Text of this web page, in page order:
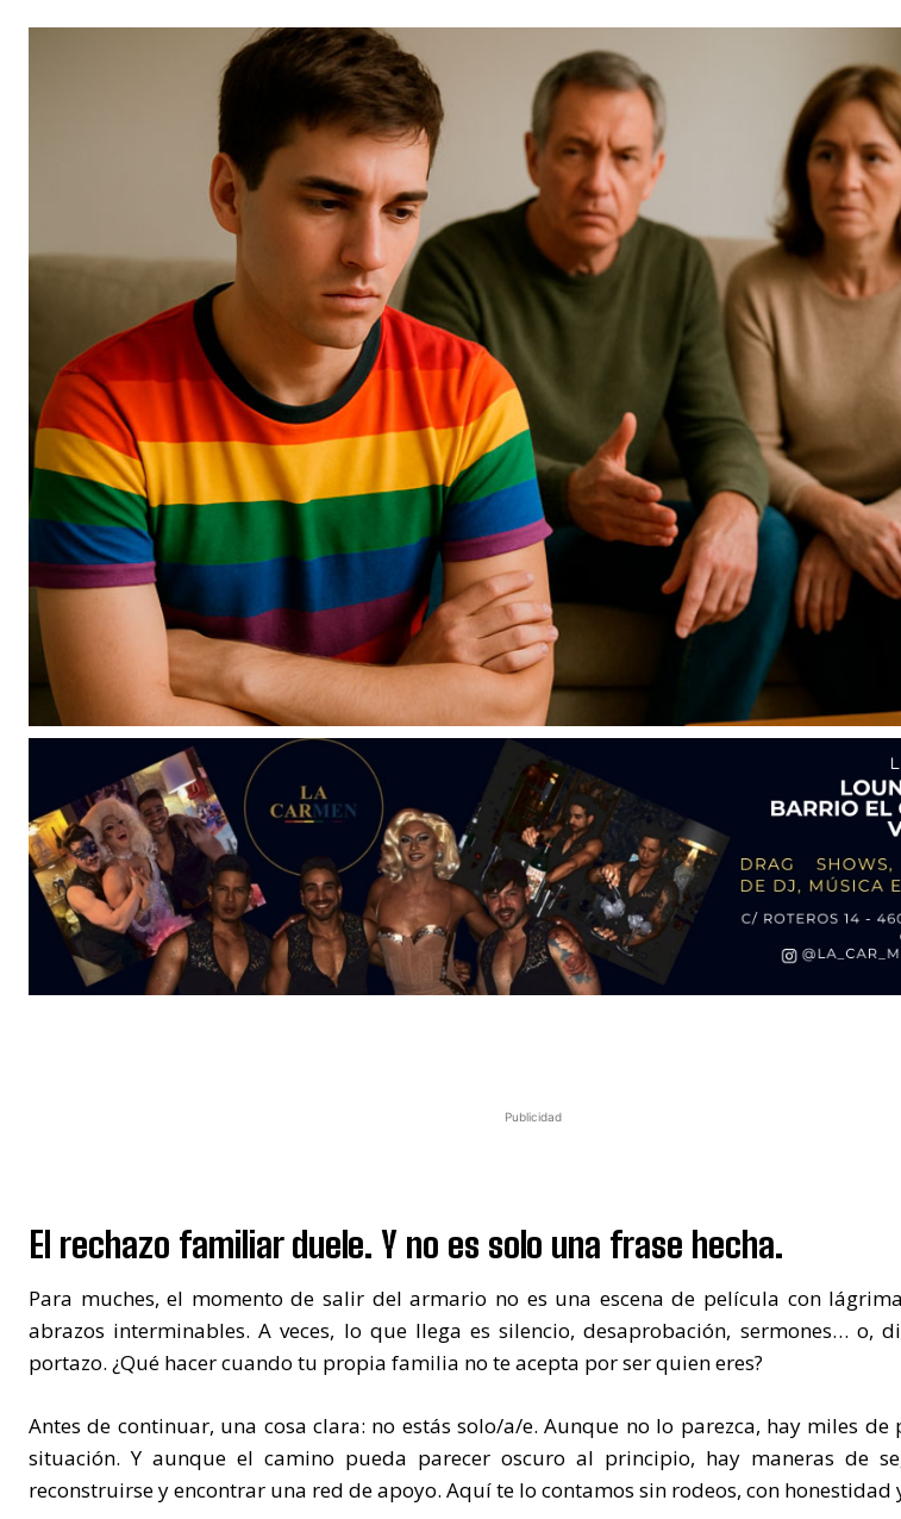
Publicidad
El rechazo familiar duele. Y no es solo una frase hecha.
Para muches, el momento de salir del armario no es una escena de película con
abrazos interminables. A veces, lo que llega es silencio, desaprobación, sermones… o,
portazo. ¿Qué hacer cuando tu propia familia no te acepta por ser quien eres?
Antes de continuar, una cosa clara: no estás solo/a/e. Aunque no lo parezca, hay miles de
situación. Y aunque el camino pueda parecer oscuro al principio, hay maneras de
reconstruirse y encontrar una red de apoyo. Aquí te lo contamos sin rodeos, con honestidad